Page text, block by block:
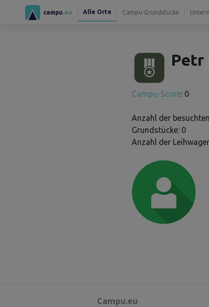
campu .eu Alle Orte Campu-Grundstücke
Petr
Campu-Score: 0
Anzahl der besuchten
Grundstücke: 0
Anzahl der
Campu.eu